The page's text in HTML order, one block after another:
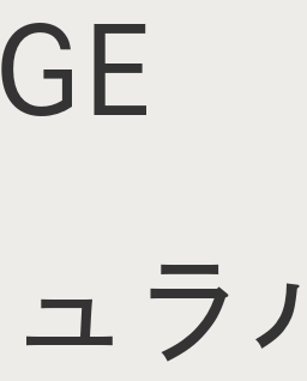
ラ